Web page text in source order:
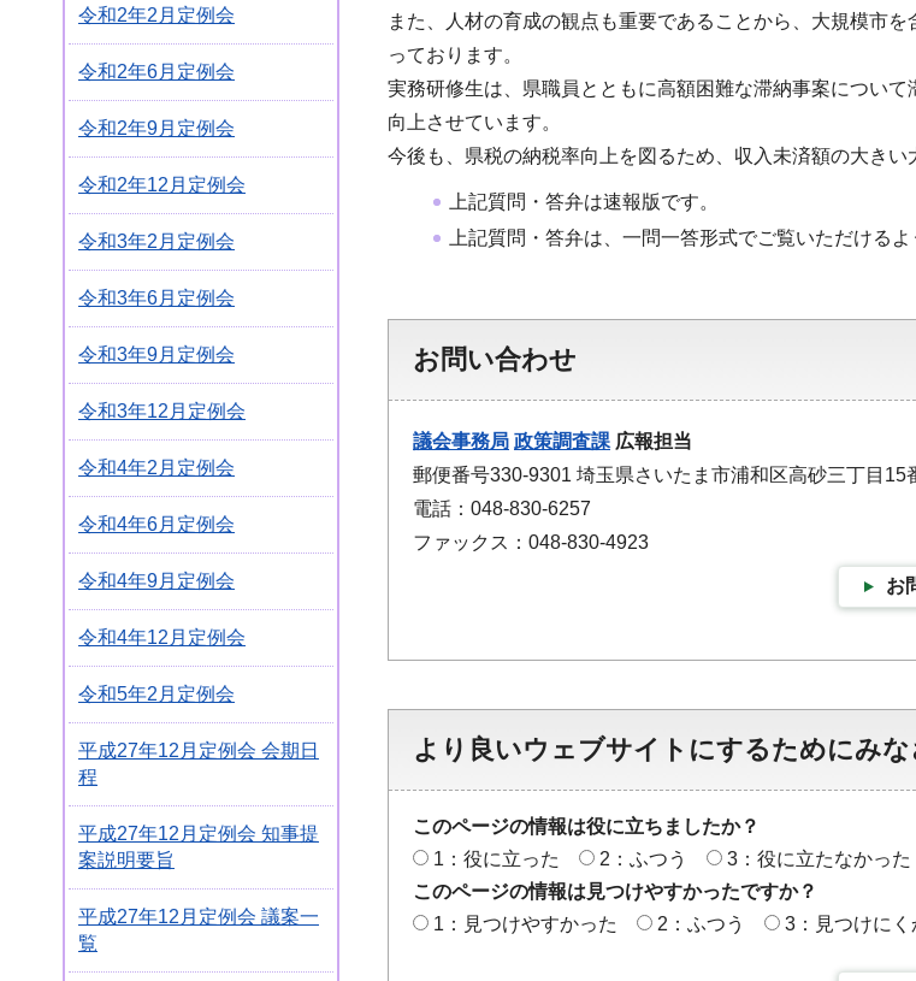
令和2年2月定例会
令和2年6月定例会
令和2年9月定例会
令和2年12月定例会
令和3年2月定例会
令和3年6月定例会
令和3年9月定例会
令和3年12月定例会
令和4年2月定例会
令和4年6月定例会
令和4年9月定例会
令和4年12月定例会
令和5年2月定例会
平成27年12月定例会 会期日
程
平成27年12月定例会 知事提
案説明要旨
平成27年12月定例会 議案一
覧
また、人材の育成の観点も重要であることから、大規模市
っております。
実務研修生は、県職員とともに高額困難な滞納事案につい
向上させています。
今後も、県税の納税率向上を図るため、収入未済額の大き
上記質問・答弁は速報版です。
上記質問・答弁は、一問一答形式でご覧いただける
お問い合わせ
議会事務局 政策調査課 広報担当
郵便番号330-9301 埼玉県さいたま市浦和区高砂三丁目15
電話：048-830-6257
ファックス：048-830-4923
お
より良いウェブサイトにするためにみ
このページの情報は役に立ちましたか？
1：役に立った
2：ふつう
3：役に立たなかった
このページの情報は見つけやすかったですか？
1：見つけやすかった
2：ふつう 3：見つけにく